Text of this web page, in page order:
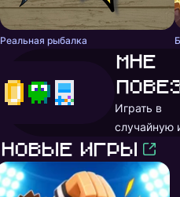
Реальная рыбалка
Мне
Играть в
случайную
Новые игры